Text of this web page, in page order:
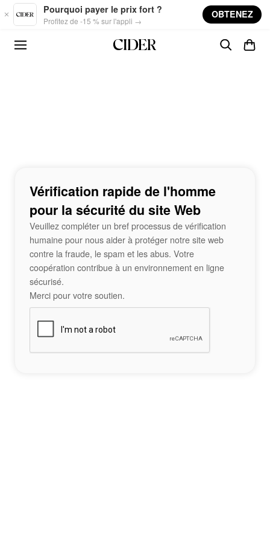
Skip to main content
Pourquoi payer le prix fort ?
Profitez de -15 % sur l'appli →
OBTENEZ
Vérification rapide de l'homme
pour la sécurité du site Web
Veuillez compléter un bref processus de vérification
humaine pour nous aider à protéger notre site web
contre la fraude, le spam et les abus. Votre
coopération contribue à un environnement en ligne
sécurisé.
Merci pour votre soutien.